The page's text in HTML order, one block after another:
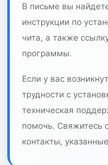
В письме вы
инструкции по
чита, а также
программы.
Если у вас
трудности с
техническая
помочь. Свяжитесь
контакты,